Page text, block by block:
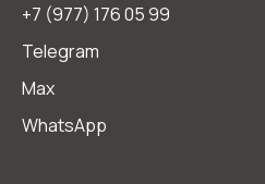
+7 (977) 176 05 99
Telegram
Max
WhatsApp